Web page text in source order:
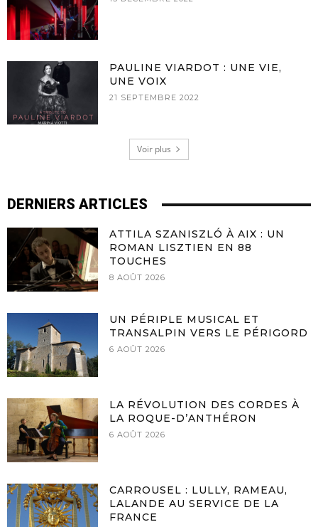
PAULINE VIARDOT : UNE VIE,
UNE VOIX
21 SEPTEMBRE 2022
Voir plus
DERNIERS ARTICLES
ATTILA SZANISZLÓ À AIX : UN
ROMAN LISZTIEN EN 88
TOUCHES
8 AOÛT 2026
UN PÉRIPLE MUSICAL ET
TRANSALPIN VERS LE PÉRIGORD
6 AOÛT 2026
LA RÉVOLUTION DES CORDES À
LA ROQUE-D’ANTHÉRON
6 AOÛT 2026
CARROUSEL : LULLY, RAMEAU,
LALANDE AU SERVICE DE LA
FRANCE